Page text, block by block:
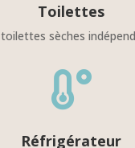
Toilettes
sèches

Réfrigérateur